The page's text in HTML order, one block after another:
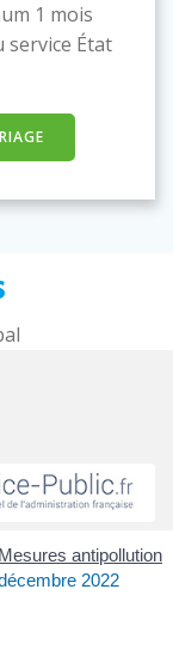
1 mois
service État
Mesures antipollution
2022